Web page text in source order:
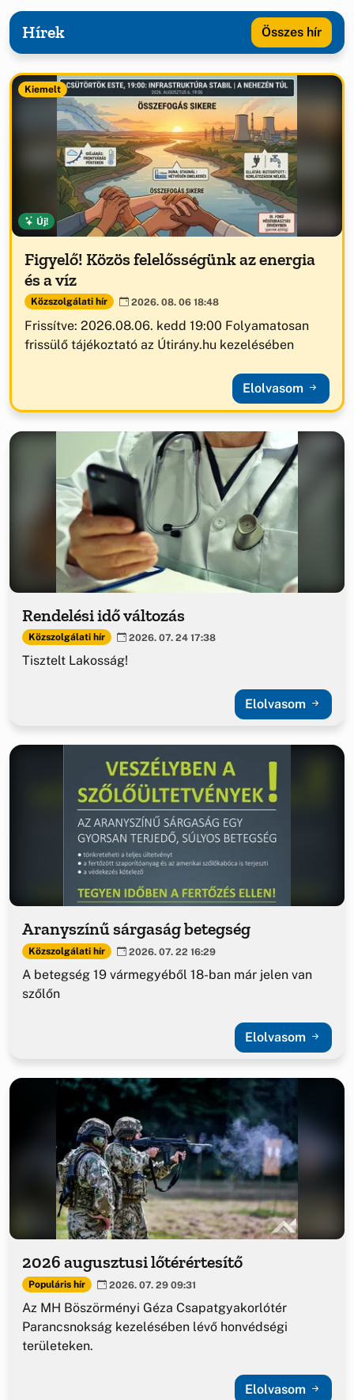
Hírek Összes hír
Kiemelt
Új!
Figyelő! Közös felelősségünk az energia
és a víz
Közszolgálati hír 2026. 08. 06 18:48
Frissítve: 2026.08.06. kedd 19:00 Folyamatosan
frissülő tájékoztató az Útirány.hu kezelésében
Elolvasom
Rendelési idő változás
Közszolgálati hír 2026. 07. 24 17:38
Tisztelt Lakosság!
Elolvasom
Aranyszínű sárgaság betegség
Közszolgálati hír 2026. 07. 22 16:29
A betegség 19 vármegyéből 18-ban már jelen van
szőlőn
Elolvasom
2026 augusztusi lőtérértesítő
Populáris hír 2026. 07. 29 09:31
Az MH Böszörményi Géza Csapatgyakorlótér
Parancsnokság kezelésében lévő honvédségi
területeken.
Elolvasom